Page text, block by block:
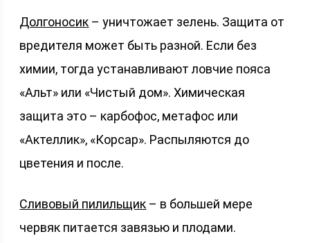
Долгоносик – уничтожает зелень. Защита от
вредителя может быть разной. Если без
химии, тогда устанавливают ловчие пояса
«Альт» или «Чистый дом». Химическая
защита это – карбофос, метафос или
«Актеллик», «Корсар». Распыляются до
цветения и после.
Сливовый пилильщик – в большей мере
червяк питается завязью и плодами.